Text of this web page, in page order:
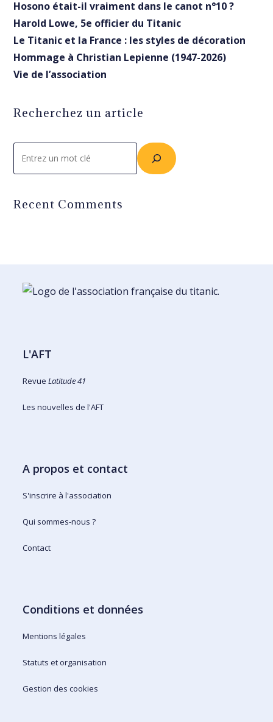
Hosono était-il vraiment dans le canot n°10 ?
Harold Lowe, 5e officier du Titanic
Le Titanic et la France : les styles de décoration
Hommage à Christian Lepienne (1947-2026)
Vie de l’association
Recherchez un article
Recent Comments
L'AFT
RevueLatitude 41
Les nouvelles de l'AFT
A propos et contact
S'inscrire à l'association
Qui sommes-nous ?
Contact
Conditions et données
Mentions légales
Statuts et organisation
Gestion des cookies